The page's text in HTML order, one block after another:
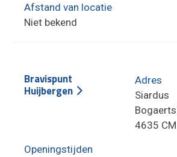
Afstand van locatie
Niet bekend
Bravispunt
Huijbergen
Adres
Siardus
4635
Openingstijden